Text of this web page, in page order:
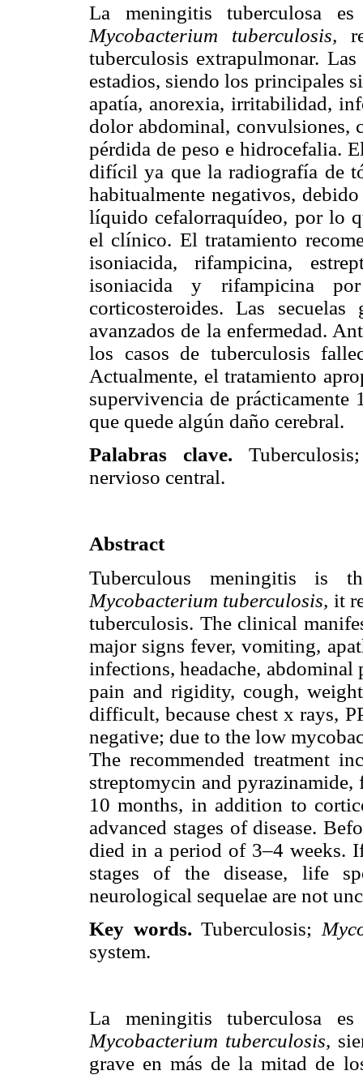
La meningitis tuberculosa
Mycobacterium tuberculosis,
tuberculosis extrapulmonar.
estadios, siendo los principales
apatía, anorexia, irritabilidad,
dolor abdominal, convulsiones,
pérdida de peso e hidrocefalia.
difícil ya que la radiografía de
habitualmente negativos,
líquido cefalorraquídeo, por lo
el clínico. El tratamiento
isoniacida, rifampicina,
isoniacida y rifampicina
corticosteroides. Las
avanzados de la enfermedad.
los casos de tuberculosis
Actualmente, el tratamiento
supervivencia de prácticamente
que quede algún daño cerebral.
Palabras clave.
nervioso central.
Abstract
Tuberculous meningitis is
Mycobacterium tuberculosis, it
tuberculosis. The clinical
major signs fever, vomiting,
infections, headache,
pain and rigidity, cough,
difficult, because chest x rays,
negative; due to the low
The recommended treatment
streptomycin and
10 months, in addition to
advanced stages of disease.
died in a period of 3–4 weeks.
stages of the disease, life
neurological sequelae are not
Key words. Tuberculosis;
system.
La meningitis tuberculosa
Mycobacterium tuberculosis,
grave en más de la mitad de